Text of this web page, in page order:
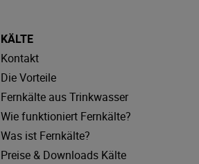
KÄLTE
Kontakt
Die Vorteile
Fernkälte aus Trinkwasser
Wie funktioniert Fernkälte?
Was ist Fernkälte?
Preise & Downloads Kälte